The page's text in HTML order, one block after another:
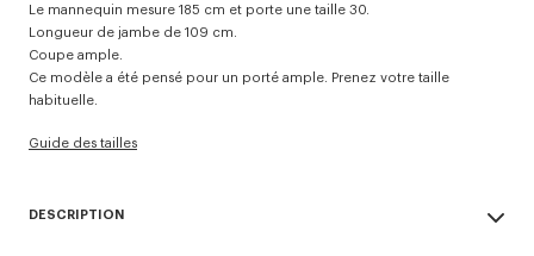
Le mannequin mesure 185 cm et porte une taille 30.
Longueur de jambe de 109 cm.
Coupe ample.
Ce modèle a été pensé pour un porté ample. Prenez votre taille
habituelle.
Guide des tailles
DESCRIPTION